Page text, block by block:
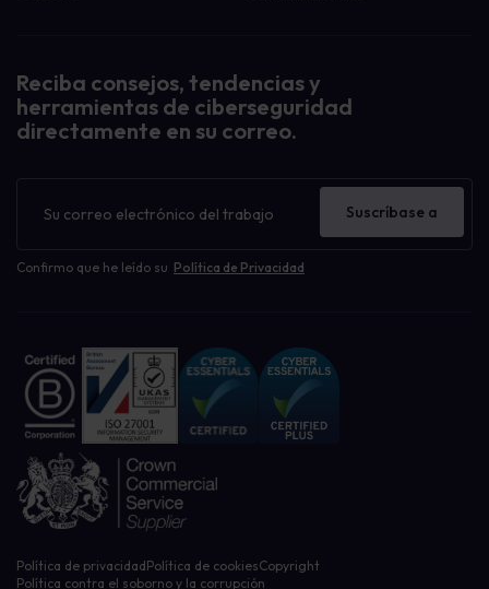
Reciba consejos, tendencias y
herramientas de ciberseguridad
directamente en su correo.
Confirmo que he leído su Política de Privacidad
Suscríbase a
Política de privacidadPolítica de cookiesCopyright
Política contra el soborno y la corrupción